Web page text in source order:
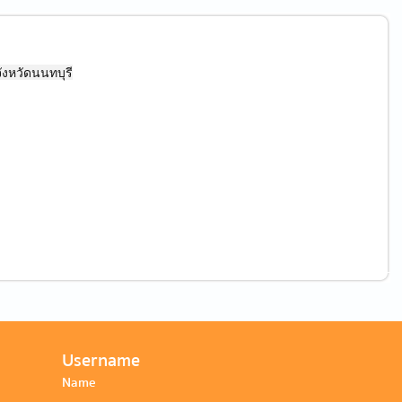
งหวัดนนทบุรี
Username
Name